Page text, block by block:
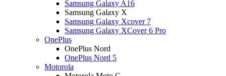
Samsung Galaxy A16
Samsung Galaxy X
Samsung Galaxy Xcover 7
Samsung Galaxy XCover 6 Pro
OnePlus
OnePlus Nord
OnePlus Nord 5
Motorola